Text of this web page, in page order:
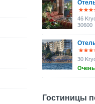
46
30600
30
Гостиницы